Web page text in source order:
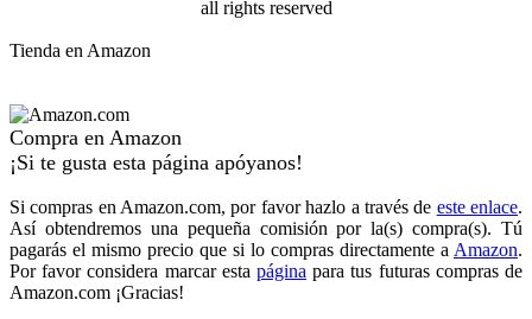
all rights reserved
Tienda en Amazon
Compra en Amazon
¡Si te gusta esta página apóyanos!
Si compras en Amazon.com, por favor hazlo a través de este enlace.
Así obtendremos una pequeña comisión por la(s) compra(s). Tú
pagarás el mismo precio que si lo compras directamente a Amazon.
Por favor considera marcar esta página para tus futuras compras de
Amazon.com ¡Gracias!